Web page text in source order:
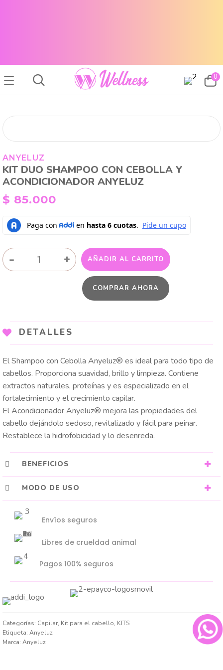
0
ANYELUZ
KIT DUO SHAMPOO CON CEBOLLA Y
ACONDICIONADOR ANYELUZ
$ 85.000
-
ACONDICIONADOR
+ AÑADIR AL CARRITO
COMPRAR AHORA
DETALLES
El Shampoo con Cebolla Anyeluz® es ideal para todo tipo de
cabellos. Proporciona suavidad, brillo y limpieza. Contiene
extractos naturales, proteínas y es especializado en el
fortalecimiento y el crecimiento capilar.
El Acondicionador Anyeluz® mejora las propiedades del
cabello dejándolo sedoso, revitalizado y fácil para peinar.
Restablece la hidrofobicidad y lo desenreda.
BENEFICIOS
MODO DE USO
Envíos seguros
Libres de crueldad animal
Pagos 100% seguros
Categorías: Capilar, Kit para el cabello, KITS
Etiqueta: Anyeluz
Marca: Anyeluz